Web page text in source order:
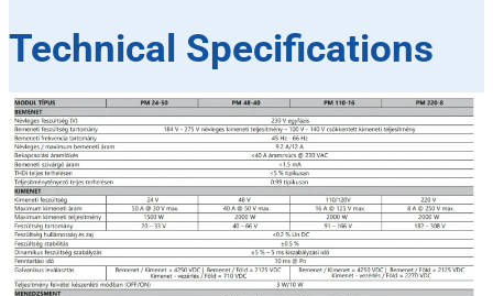
Technical Specifications